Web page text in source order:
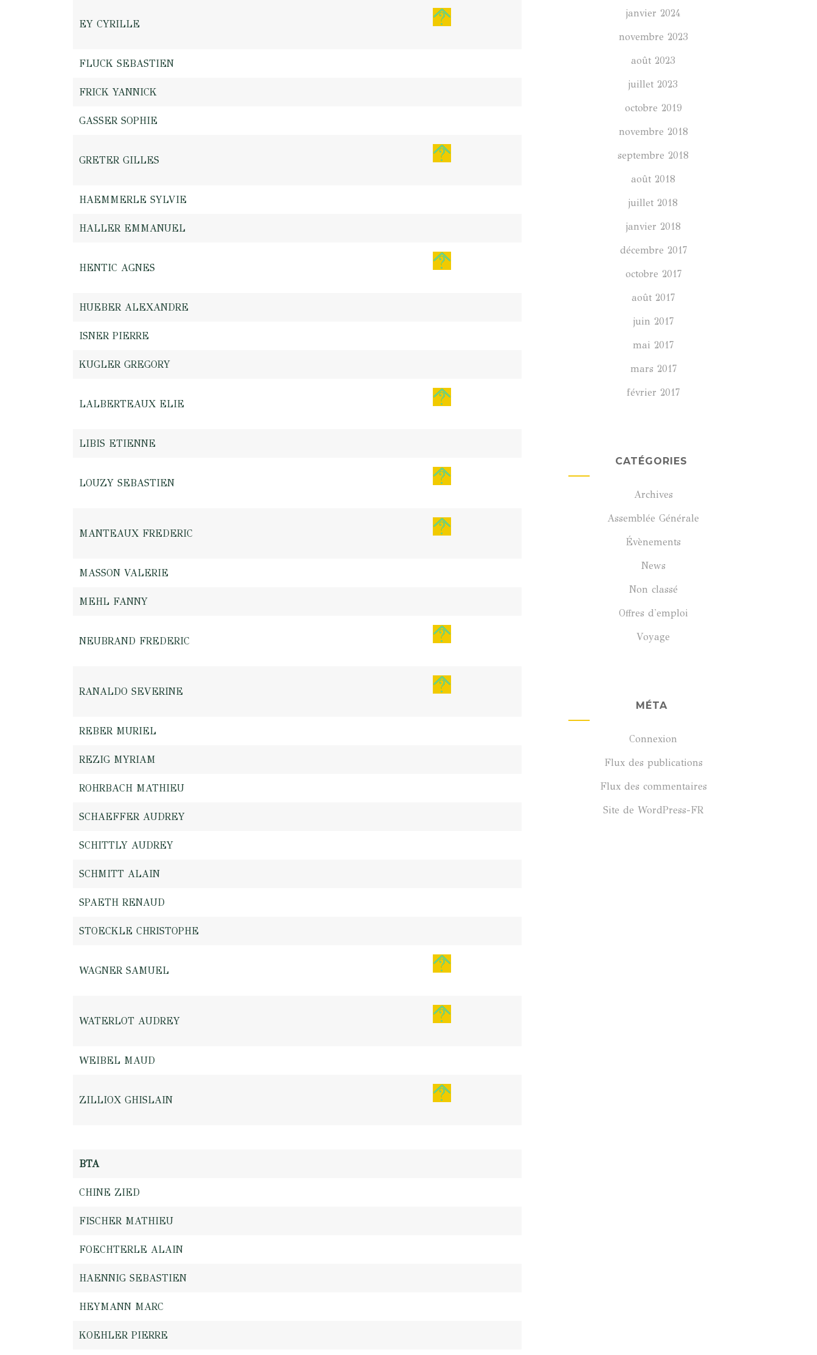
EY CYRILLE
FLUCK SEBASTIEN
FRICK YANNICK
GASSER SOPHIE
GRETER GILLES
HAEMMERLE SYLVIE
HALLER EMMANUEL
HENTIC AGNES
HUEBER ALEXANDRE
ISNER PIERRE
KUGLER GREGORY
LALBERTEAUX ELIE
LIBIS ETIENNE
LOUZY SEBASTIEN
MANTEAUX FREDERIC
MASSON VALERIE
MEHL FANNY
NEUBRAND FREDERIC
RANALDO SEVERINE
REBER MURIEL
REZIG MYRIAM
ROHRBACH MATHIEU
SCHAEFFER AUDREY
SCHITTLY AUDREY
SCHMITT ALAIN
SPAETH RENAUD
STOECKLE CHRISTOPHE
WAGNER SAMUEL
WATERLOT AUDREY
WEIBEL MAUD
ZILLIOX GHISLAIN
BTA
CHINE ZIED
FISCHER MATHIEU
FOECHTERLE ALAIN
HAENNIG SEBASTIEN
HEYMANN MARC
KOEHLER PIERRE
janvier 2024
novembre 2023
août 2023
juillet 2023
octobre 2019
novembre 2018
septembre 2018
août 2018
juillet 2018
janvier 2018
décembre 2017
octobre 2017
août 2017
juin 2017
mai 2017
mars 2017
février 2017
CATÉGORIES
Archives
Assemblée Générale
Évènements
News
Non classé
Offres d'emploi
Voyage
MÉTA
Connexion
Flux des publications
Flux des commentaires
Site de WordPress-FR